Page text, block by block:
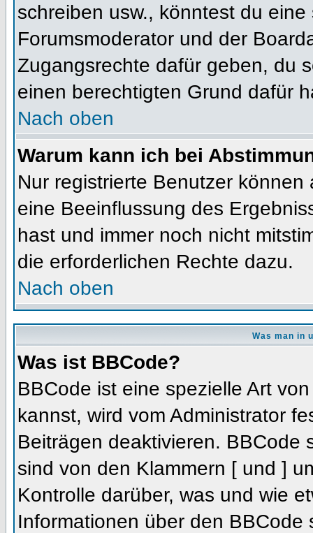
schreiben usw., könntest du
Forumsmoderator und der
Zugangsrechte dafür geben, du
einen berechtigten Grund dafür
Nach oben
Warum kann ich bei
Nur registrierte Benutzer
eine Beeinflussung des
hast und immer noch nicht
die erforderlichen Rechte dazu.
Nach oben
Was man in
Was ist BBCode?
BBCode ist eine spezielle Art
kannst, wird vom Administrator
Beiträgen deaktivieren. BBCode
sind von den Klammern [ und ]
Kontrolle darüber, was und wie
Informationen über den